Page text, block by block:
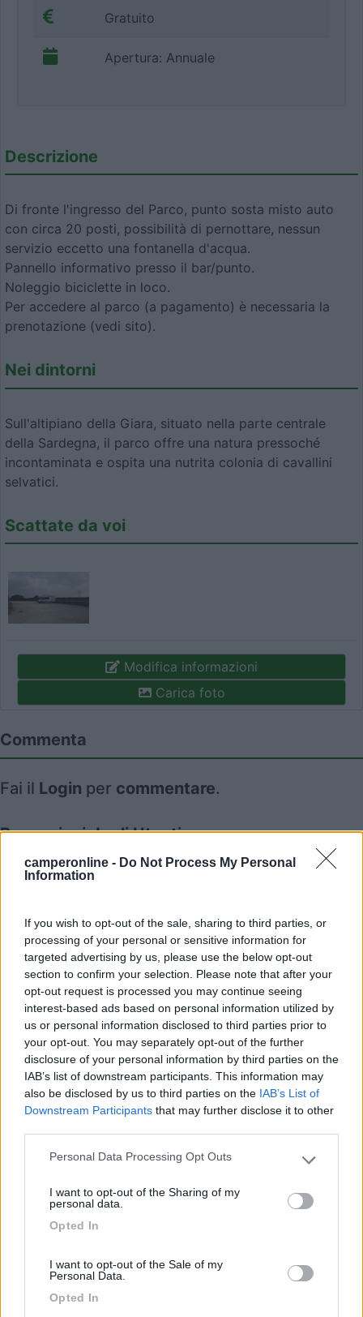
camperonline - Do Not Process My Personal
Information
If you wish to opt-out of the sale, sharing to third parties, or
processing of your personal or sensitive information for
targeted advertising by us, please use the below opt-out
section to confirm your selection. Please note that after your
opt-out request is processed you may continue seeing
interest-based ads based on personal information utilized by
us or personal information disclosed to third parties prior to
your opt-out. You may separately opt-out of the further
disclosure of your personal information by third parties on the
IAB’s list of downstream participants. This information may
also be disclosed by us to third parties on the IAB’s List of
Downstream Participants that may further disclose it to other
Please note that this website/app uses one or more Google
not limited to your visit or usage behaviour. You may click to
grant or deny consent to Google and its third-party tags to
use your data for below specified purposes in below Google
Personal Data Processing Opt Outs
I want to opt-out of the Sharing of my
personal data.
Opted In
I want to opt-out of the Sale of my
Personal Data.
Opted In
Gratuito
Apertura: Annuale
Descrizione
Di fronte l'ingresso del Parco, punto sosta misto auto
con circa 20 posti, possibilità di pernottare, nessun
servizio eccetto una fontanella d'acqua.
Pannello informativo presso il bar/punto.
Noleggio biciclette in loco.
Per accedere al parco (a pagamento) è necessaria la
prenotazione (vedi sito).
Nei dintorni
Sull'altipiano della Giara, situato nella parte centrale
della Sardegna, il parco offre una natura pressoché
incontaminata e ospita una nutrita colonia di cavallini
selvatici.
Scattate da voi
Modifica informazioni
Carica foto
Commenta
Fai il Login per commentare.
Recensioni degli Utenti
Seleziona gli argomenti per leggere le recensioni:
Mostra tutto
Marcy88 11/04/2023 6:40
Ottimo punto per visitare la giara, la notte
silenziosa, il parcheggio è ampio e in piano,
consigliato avere le bici per girare l’altopiano, in
alternativa si possono anche noleggiare in loco.
Caratteristiche Posizione Trasporti
25/06/2019 0:02
Parcheggio gratuito di fronte all'ingresso per la
Giara. Tranquillo e silenzioso la notte, puoi godere
Caratteristiche